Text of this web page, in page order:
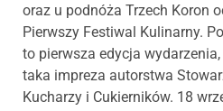
oraz u podnóża Trzech Koron
Pierwszy Festiwal Kulinarny.
to pierwsza edycja
taka impreza autorstwa
Kucharzy i Cukierników. 18